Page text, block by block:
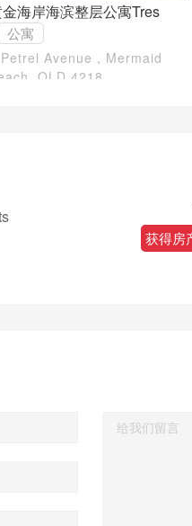
海岸海滨整层公寓Tres
公寓
Avenue，Mermaid
QLD 4218
获得房